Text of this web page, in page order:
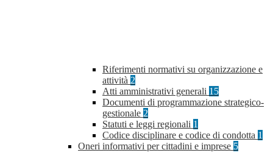
Riferimenti normativi su organizzazione e
attività 2
Atti amministrativi generali 15
Documenti di programmazione strategico-
gestionale 2
Statuti e leggi regionali 1
Codice disciplinare e codice di condotta 1
Oneri informativi per cittadini e imprese 5